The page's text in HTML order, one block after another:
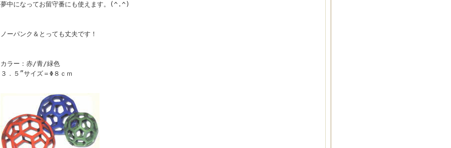
夢中になってお留守番にも使えます。(^.^)
ノーパンク＆とっても丈夫です！
カラー：赤/青/緑色
３．５”サイズ＝Φ８ｃｍ